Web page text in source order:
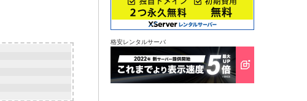
格安レンタルサーバ